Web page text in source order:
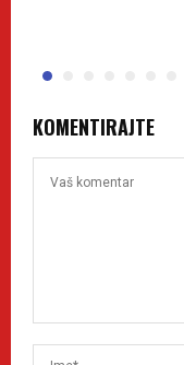
KOMENTIRAJTE